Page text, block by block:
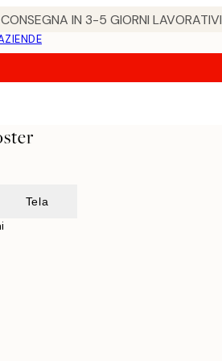
IN 3-5 GIORNI LAVORATIVI
Tela